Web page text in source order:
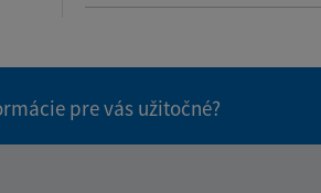
pre vás užitočné?